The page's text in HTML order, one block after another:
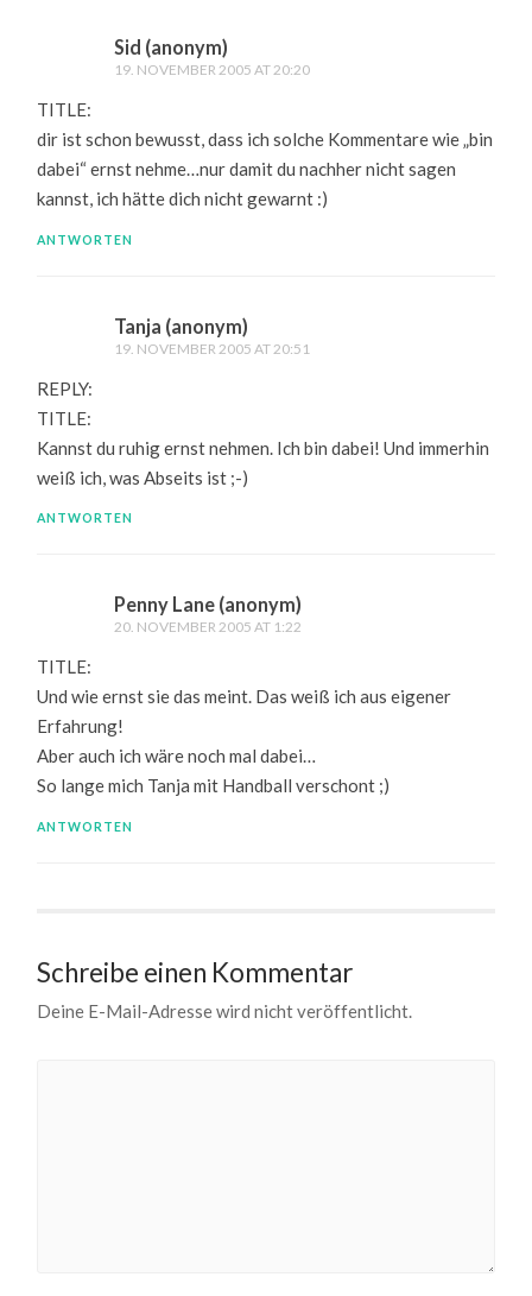
Sid (anonym)
19. NOVEMBER 2005 AT 20:20
TITLE:
dir ist schon bewusst, dass ich solche Kommentare wie „bin
dabei“ ernst nehme…nur damit du nachher nicht sagen
kannst, ich hätte dich nicht gewarnt :)
ANTWORTEN
Tanja (anonym)
19. NOVEMBER 2005 AT 20:51
REPLY:
TITLE:
Kannst du ruhig ernst nehmen. Ich bin dabei! Und immerhin
weiß ich, was Abseits ist ;-)
ANTWORTEN
Penny Lane (anonym)
20. NOVEMBER 2005 AT 1:22
TITLE:
Und wie ernst sie das meint. Das weiß ich aus eigener
Erfahrung!
Aber auch ich wäre noch mal dabei…
So lange mich Tanja mit Handball verschont ;)
ANTWORTEN
Schreibe einen Kommentar
Deine E-Mail-Adresse wird nicht veröffentlicht.